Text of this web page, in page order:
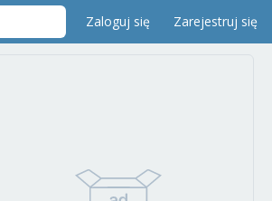
Zaloguj się Zarejestruj się